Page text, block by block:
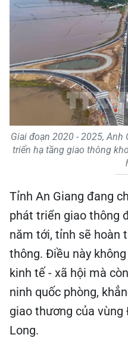
Giai đoạn 2020 - 2025,
triển hạ tầng giao thông
Tỉnh An Giang đang
phát triển giao thông
năm tới, tỉnh sẽ hoàn
thông. Điều này
kinh tế - xã hội mà
ninh quốc phòng,
giao thương của vùng
Long.